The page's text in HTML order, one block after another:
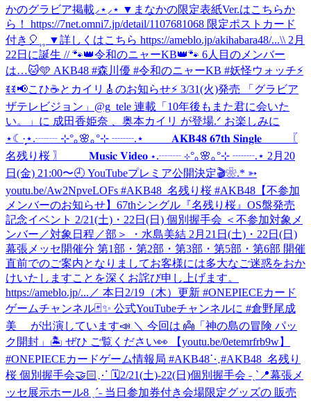
かのグラビア掲載⸝⋆⸝⋆ ▼まなかの限定表紙Ver.はこちらか
ら！ https://7net.omni7.jp/detail/1107681068 限定ポストカード
付き🎈⸒⸒ ▼詳しくはこちら https://ameblo.jp/akihabara48/...\\ 2月
22日に誕生 // 🐾👑令和のニャーKB👑🐾 6人目のメンバー
は…🐱🩵 AKB48 #森川優 #令和のニャーKB #妖怪ウォッチ⚡
ꉂꉂ📢こひ☕️とカイリ🎸のお知らせ⚡ 3/31(火)発売 「グラビア
ザテレビジョン」@g_tele 連載「10年後もまた君に会いた
い。」に 成田香姫奈 、奥本カイリ が登場.ᐟ お楽しみに
⋆☾·̩͙⋆.┈┈ ⊹°｡🌸｡°⊹ ┈┈.⋆ 𝐀𝐊𝐁𝟒𝟖 𝟔𝟕𝐭𝐡 𝐒𝐢𝐧𝐠𝐥𝐞 〖
名残り桜 〗 𝐌𝐮𝐬𝐢𝐜 𝐕𝐢𝐝𝐞𝐨 ⋆.┈┈ ⊹°｡🌸｡°⊹ ┈┈.⋆ 2月20
日(金) 21:00〜🕘 YouTubeプレミア公開決定🎬❀.* ➳
youtu.be/Aw2NpveLOFs #AKB48_名残り桜 #AKB48 【不参加
メンバーのお知らせ】67thシングル『名残り桜』OS盤発売
記念イベント 2/21(土)・22日(日) 個別握手会 ＜不参加対象メ
ンバー／対象日程／部＞ ・水島美結 2月21日(土)・22日(日)
幕張メッセ開催分 第1部・第2部・第3部・第5部・第6部 開催
直前でのご案内となりましてお客様には多大なご迷惑をおか
けいたしますことを深くお詫び申し上げます。
https://ameblo.jp/... ／ 本日2/19（木）更新 #ONEPIECEカード
ゲームチャンネル🃏✨ 公式YouTubeチャンネルに #倉野尾成
美 が出演しています📣 ＼ 今回は 👼「神の島の冒険 パッ
ク開封」🏝️ ぜひ ご覧ください👀 【youtu.be/0etemrfrb9w】
#ONEPIECEカードゲーム情報局 #AKB48⋱#AKB48_名残り
桜 個別握手会🤝🏻⋰ 🗓️2/21(土)-22(日)個別握手会 ˗ˏˋ📍幕張メ
ッセ展示ホール8 ˎˊ˗ 当日参加券付き会場限定グッズの 販売